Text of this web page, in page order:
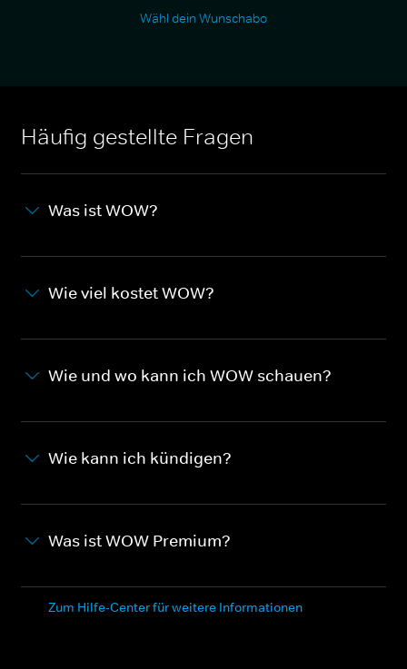
Wähl dein Wunschabo
Häufig gestellte Fragen
Was ist WOW?
Wie viel kostet WOW?
Wie und wo kann ich WOW schauen?
Wie kann ich kündigen?
Was ist WOW Premium?
Zum Hilfe-Center für weitere Informationen